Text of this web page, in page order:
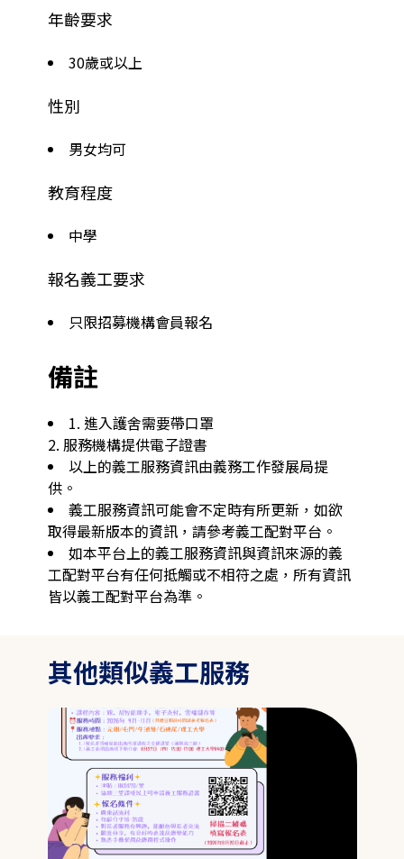
年齡要求
30歲或以上
性別
男女均可
教育程度
中學
報名義工要求
只限招募機構會員報名
備註
1. 進入護舍需要帶口罩
2. 服務機構提供電子證書
以上的義工服務資訊由義務工作發展局提
供。
義工服務資訊可能會不定時有所更新，如欲
取得最新版本的資訊，請參考義工配對平台。
如本平台上的義工服務資訊與資訊來源的義
工配對平台有任何抵觸或不相符之處，所有資訊
皆以義工配對平台為準。
其他類似義工服務